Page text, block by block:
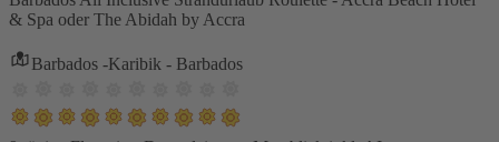
& Spa oder The Abidah by Accra
Barbados -Karibik - Barbados